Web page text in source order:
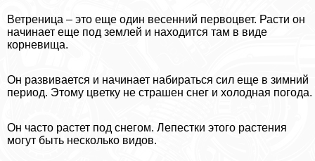
Ветреница – это еще один весенний первоцвет. Расти он
начинает еще под землей и находится там в виде
корневища.
Он развивается и начинает набираться сил еще в зимний
период. Этому цветку не страшен снег и холодная погода.
Он часто растет под снегом. Лепестки этого растения
могут быть несколько видов.